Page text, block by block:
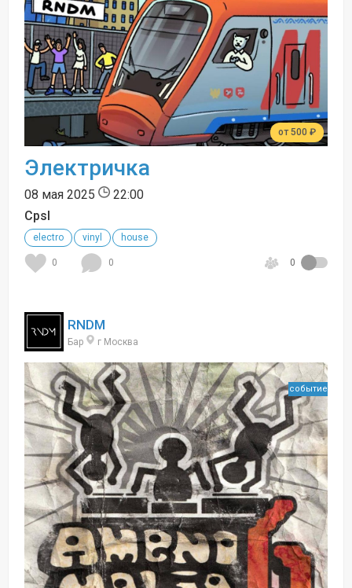
от 500 ₽
Электричка
08 мая 2025
22:00
Сpsl
electro vinyl house
0 0 0
RNDM
Бар г Москва
событие